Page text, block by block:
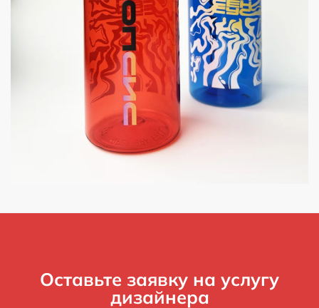
Оставьте заявку на услугу
дизайнера